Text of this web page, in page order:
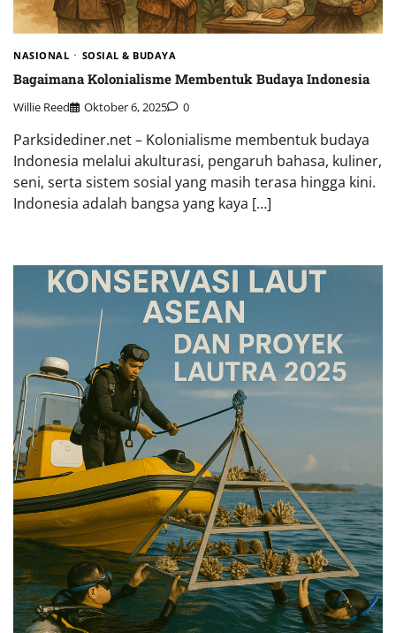
NASIONAL SOSIAL & BUDAYA
Bagaimana Kolonialisme Membentuk Budaya Indonesia
Willie Reed Oktober 6, 2025 0
Parksidediner.net – Kolonialisme membentuk budaya
Indonesia melalui akulturasi, pengaruh bahasa, kuliner,
seni, serta sistem sosial yang masih terasa hingga kini.
Indonesia adalah bangsa yang kaya […]